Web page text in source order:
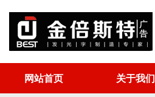
网站首页 关于我们